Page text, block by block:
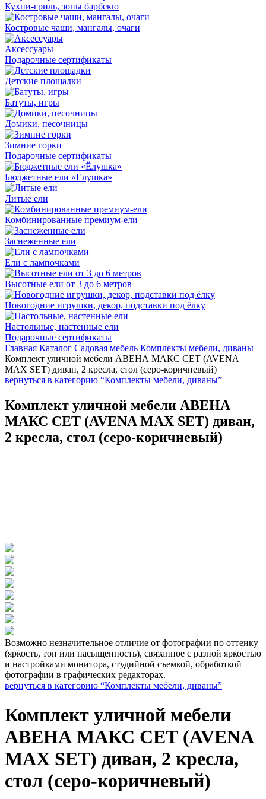
Кухни-гриль, зоны барбекю
Костровые чаши, мангалы, очаги
Аксессуары
Подарочные сертификаты
Детские площадки
Батуты, игры
Домики, песочницы
Зимние горки
Подарочные сертификаты
Бюджетные ели «Ёлушка»
Литые ели
Комбинированные премиум-ели
Заснеженные ели
Ели с лампочками
Высотные ели от 3 до 6 метров
Новогодние игрушки, декор, подставки под ёлку
Настольные, настенные ели
Подарочные сертификаты
Главная Каталог Садовая мебель Комплекты мебели, диваны
Комплект уличной мебели АВЕНА МАКС СЕТ (AVENA
MAX SET) диван, 2 кресла, стол (серо-коричневый)
вернуться в категорию “Комплекты мебели, диваны”
Комплект уличной мебели АВЕНА
МАКС СЕТ (AVENA MAX SET) диван,
2 кресла, стол (серо-коричневый)
Возможно незначительное отличие от фотографии по оттенку
(яркость, тон или насыщенность), связанное с разной яркостью
и настройками монитора, студийной съемкой, обработкой
фотографии в графических редакторах.
вернуться в категорию “Комплекты мебели, диваны”
Комплект уличной мебели
АВЕНА МАКС СЕТ (AVENA
MAX SET) диван, 2 кресла,
стол (серо-коричневый)